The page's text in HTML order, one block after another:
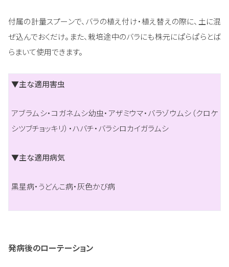
付属の計量スプーンで、バラの植え付け・植え替えの際に、土に混
ぜ込んでおくだけ。また、栽培途中のバラにも株元にぱらぱらとば
らまいて使用できます。
▼主な適用害虫
アブラムシ・コガネムシ幼虫・アザミウマ・バラゾウムシ（クロケ
シツブチョッキリ）・ハバチ・バラシロカイガラムシ
▼主な適用病気
黒星病・うどんこ病・灰色かび病
発病後のローテーション